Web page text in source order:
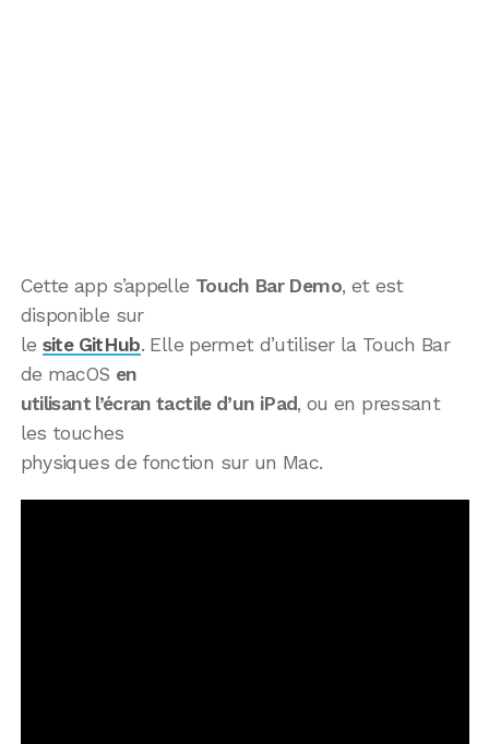
Cette app s’appelle Touch Bar Demo, et est
disponible sur
le site GitHub. Elle permet d’utiliser la Touch Bar
de macOS en
utilisant l’écran tactile d’un iPad, ou en pressant
les touches
physiques de fonction sur un Mac.